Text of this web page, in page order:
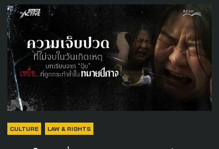
CULTURE LAW & RIGHTS